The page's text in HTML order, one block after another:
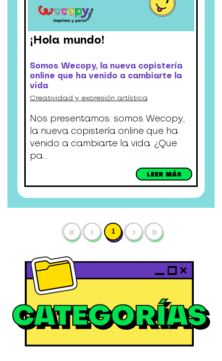
¡Hola mundo!
Somos Wecopy, la nueva copistería
online que ha venido a cambiarte la
vida
Creatividad y expresión artística
Nos presentamos: somos Wecopy,
la nueva copistería online que ha
venido a cambiarte la vida. ¿Que
pa...
LEER MÁS
« ‹ 1 › »